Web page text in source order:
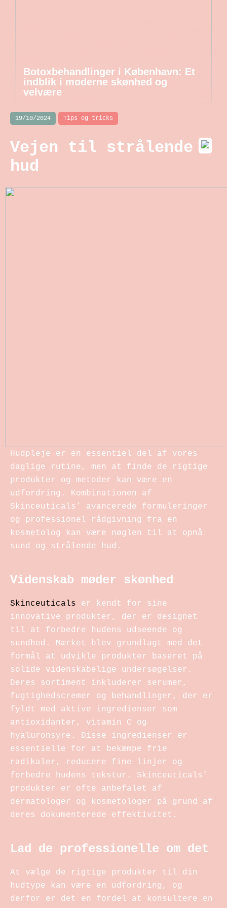
Botoxbehandlinger i København: Et
indblik i moderne skønhed og
velvære
19/10/2024 Tips og tricks
Vejen til strålende
hud
Hudpleje er en essentiel del af vores
daglige rutine, men at finde de rigtige
produkter og metoder kan være en
udfordring. Kombinationen af
Skinceuticals’ avancerede formuleringer
og professionel rådgivning fra en
kosmetolog kan være nøglen til at opnå
sund og strålende hud.
Videnskab møder skønhed
Skinceuticals er kendt for sine
innovative produkter, der er designet
til at forbedre hudens udseende og
sundhed. Mærket blev grundlagt med det
formål at udvikle produkter baseret på
solide videnskabelige undersøgelser.
Deres sortiment inkluderer serumer,
fugtighedscremer og behandlinger, der er
fyldt med aktive ingredienser som
antioxidanter, vitamin C og
hyaluronsyre. Disse ingredienser er
essentielle for at bekæmpe frie
radikaler, reducere fine linjer og
forbedre hudens tekstur. Skinceuticals’
produkter er ofte anbefalet af
dermatologer og kosmetologer på grund af
deres dokumenterede effektivitet.
Lad de professionelle om det
At vælge de rigtige produkter til din
hudtype kan være en udfordring, og
derfor er det en fordel at konsultere en